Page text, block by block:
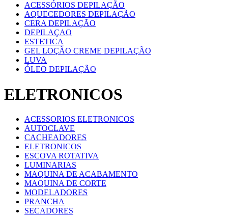
ACESSÓRIOS DEPILAÇÃO
AQUECEDORES DEPILAÇÃO
CERA DEPILAÇÃO
DEPILAÇAO
ESTETICA
GEL LOÇÃO CREME DEPILAÇÃO
LUVA
ÓLEO DEPILAÇÃO
ELETRONICOS
ACESSORIOS ELETRONICOS
AUTOCLAVE
CACHEADORES
ELETRONICOS
ESCOVA ROTATIVA
LUMINARIAS
MAQUINA DE ACABAMENTO
MAQUINA DE CORTE
MODELADORES
PRANCHA
SECADORES